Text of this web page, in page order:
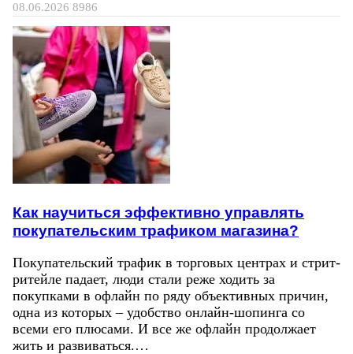
08.06.2026 8986
Как научиться эффективно управлять
покупательским трафиком магазина?
Покупательский трафик в торговых центрах и стрит-
ритейле падает, люди стали реже ходить за
покупками в офлайн по ряду объективных причин,
одна из которых – удобство онлайн-шопинга со
всеми его плюсами. И все же офлайн продолжает
жить и развиваться.…